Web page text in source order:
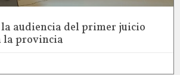
audiencia del primer juicio
la provincia